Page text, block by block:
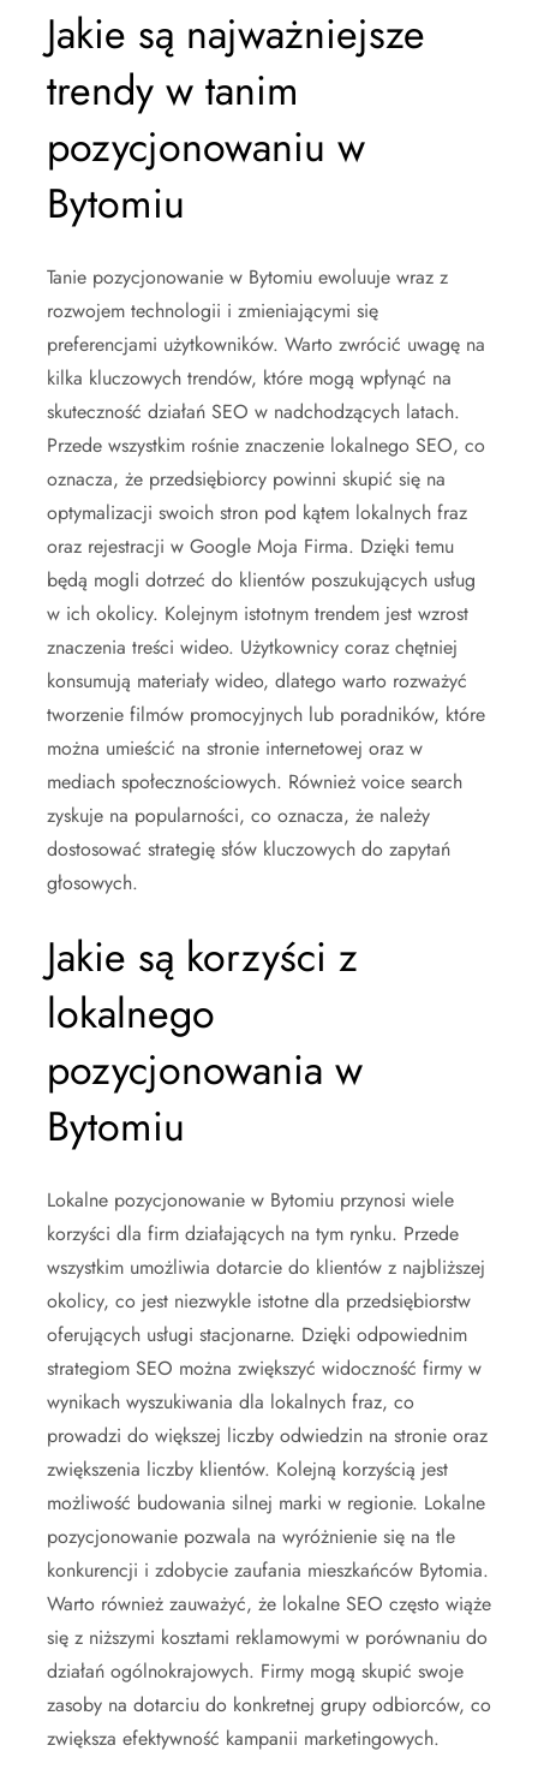
Jakie są najważniejsze
trendy w tanim
pozycjonowaniu w
Bytomiu
Tanie pozycjonowanie w Bytomiu ewoluuje wraz z
rozwojem technologii i zmieniającymi się
preferencjami użytkowników. Warto zwrócić uwagę na
kilka kluczowych trendów, które mogą wpłynąć na
skuteczność działań SEO w nadchodzących latach.
Przede wszystkim rośnie znaczenie lokalnego SEO, co
oznacza, że przedsiębiorcy powinni skupić się na
optymalizacji swoich stron pod kątem lokalnych fraz
oraz rejestracji w Google Moja Firma. Dzięki temu
będą mogli dotrzeć do klientów poszukujących usług
w ich okolicy. Kolejnym istotnym trendem jest wzrost
znaczenia treści wideo. Użytkownicy coraz chętniej
konsumują materiały wideo, dlatego warto rozważyć
tworzenie filmów promocyjnych lub poradników, które
można umieścić na stronie internetowej oraz w
mediach społecznościowych. Również voice search
zyskuje na popularności, co oznacza, że należy
dostosować strategię słów kluczowych do zapytań
głosowych.
Jakie są korzyści z
lokalnego
pozycjonowania w
Bytomiu
Lokalne pozycjonowanie w Bytomiu przynosi wiele
korzyści dla firm działających na tym rynku. Przede
wszystkim umożliwia dotarcie do klientów z najbliższej
okolicy, co jest niezwykle istotne dla przedsiębiorstw
oferujących usługi stacjonarne. Dzięki odpowiednim
strategiom SEO można zwiększyć widoczność firmy w
wynikach wyszukiwania dla lokalnych fraz, co
prowadzi do większej liczby odwiedzin na stronie oraz
zwiększenia liczby klientów. Kolejną korzyścią jest
możliwość budowania silnej marki w regionie. Lokalne
pozycjonowanie pozwala na wyróżnienie się na tle
konkurencji i zdobycie zaufania mieszkańców Bytomia.
Warto również zauważyć, że lokalne SEO często wiąże
się z niższymi kosztami reklamowymi w porównaniu do
działań ogólnokrajowych. Firmy mogą skupić swoje
zasoby na dotarciu do konkretnej grupy odbiorców, co
zwiększa efektywność kampanii marketingowych.